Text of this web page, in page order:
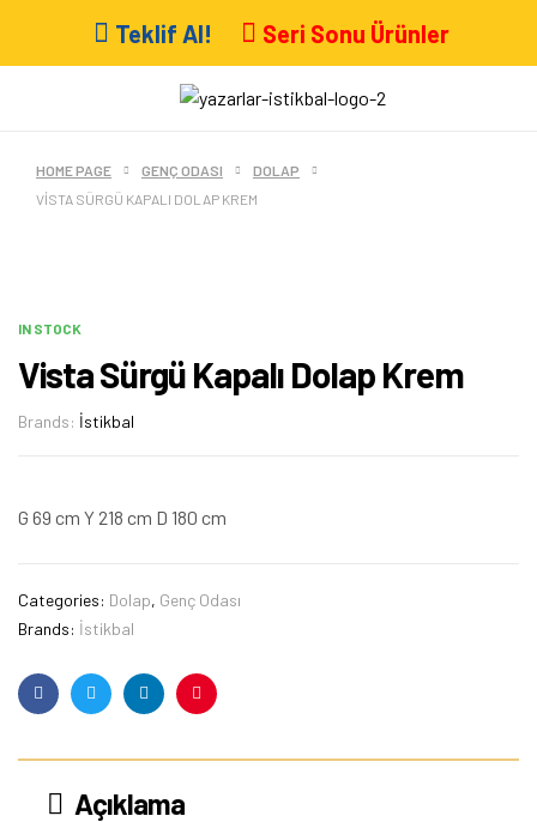
Teklif Al! Seri Sonu Ürünler
HOME PAGE GENÇ ODASI
DOLAP
VISTA SÜRGÜ KAPALI DOLAP KREM
IN STOCK
Vista Sürgü Kapalı Dolap Krem
Brands: İstikbal
G 69 cm Y 218 cm D 180 cm
Categories: Dolap, Genç Odası
Brands: İstikbal
FacebookTwitterLinkedinPinterest
Açıklama